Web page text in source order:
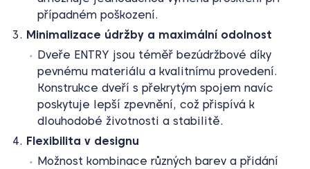
případném poškození.
Minimalizace údržby a maximální odolnost
Dveře ENTRY jsou téměř bezúdržbové díky
pevnému materiálu a kvalitnímu provedení.
Konstrukce dveří s překrytým spojem navíc
poskytuje lepší zpevnění, což přispívá k
dlouhodobé životnosti a stabilitě.
Flexibilita v designu
Možnost kombinace různých barev a přidání